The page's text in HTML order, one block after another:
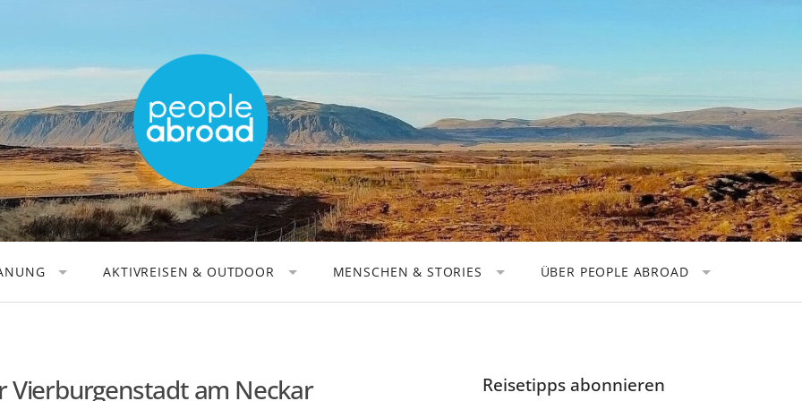
AKTIVREISEN & OUTDOOR
KANUFAHREN
MENSCHEN & STORIES ÜBER PEOPLE ABROAD
Vierburgenstadt am Neckar Reisetipps abonnieren